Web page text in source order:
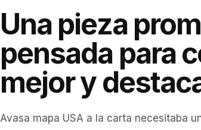
Una pieza
pensada para
mejor y
Avasa mapa USA a la carta necesitaba